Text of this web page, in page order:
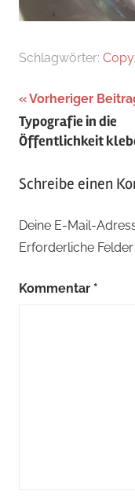
Schlagwörter: Copy,
Vorheriger
Typografie in die
Öffentlichkeit
Schreibe einen
Deine E-Mail-
Erforderliche
Kommentar *